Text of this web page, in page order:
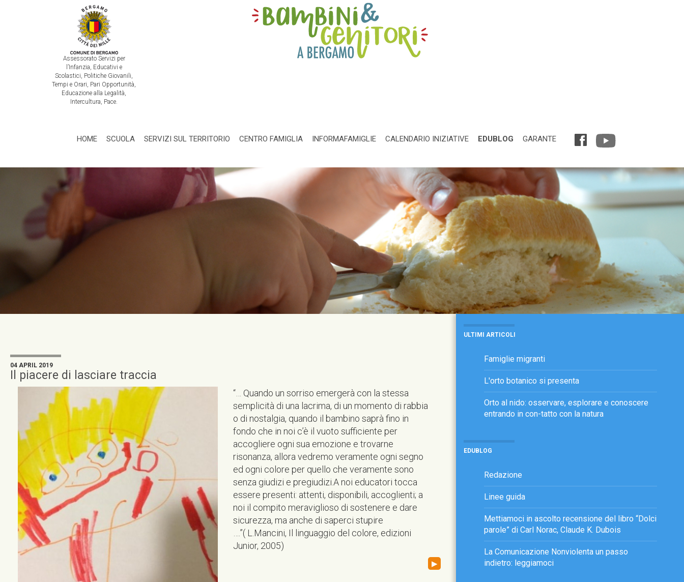
Assessorato Servizi per
l’Infanzia, Educativi e
Scolastici, Politiche Giovanili,
Tempi e Orari, Pari Opportunità,
Educazione alla Legalità,
Intercultura, Pace.
HOME SCUOLA SERVIZI SUL TERRITORIO CENTRO FAMIGLIA INFORMAFAMIGLIE CALENDARIO INIZIATIVE EDUBLOG GARANTE
04 APRIL 2019
Il piacere di lasciare traccia
“… Quando un sorriso emergerà con la stessa
semplicità di una lacrima, di un momento di rabbia
o di nostalgia, quando il bambino saprà fino in
fondo che in noi c’è il vuoto sufficiente per
accogliere ogni sua emozione e trovarne
risonanza, allora vedremo veramente ogni segno
ed ogni colore per quello che veramente sono
senza giudizi e pregiudizi.A noi educatori tocca
essere presenti: attenti, disponibili, accoglienti; a
noi il compito meraviglioso di sostenere e dare
sicurezza, ma anche di saperci stupire
….”( L.Mancini, Il linguaggio del colore, edizioni
Junior, 2005)
▸
ULTIMI ARTICOLI
Famiglie migranti
L'orto botanico si presenta
Orto al nido: osservare, esplorare e conoscere
entrando in con-tatto con la natura
EDUBLOG
Redazione
Linee guida
Mettiamoci in ascolto recensione del libro “Dolci
parole” di Carl Norac, Claude K. Dubois
La Comunicazione Nonviolenta un passo
indietro: leggiamoci